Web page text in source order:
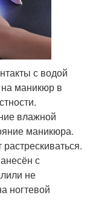
с водой
маникюр в
влажной
маникюра.
с
не
ногтевой